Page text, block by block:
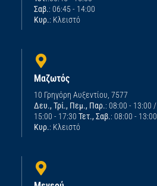
Σαβ.: 06:45 - 14:00
Κυρ.: Κλειστό
Μαζωτός
10 Γρηγόρη Αυξεντίου, 7577
Δευ., Τρί., Πεμ., Παρ.: 08:00 - 13:00 /
15:00 - 17:30 Τετ., Σαβ.: 08:00 - 13:00
Κυρ.: Κλειστό